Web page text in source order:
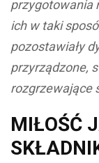
przygotowania
ich w taki
pozostawiały
przyrządzone,
rozgrzewające
MIŁOŚĆ